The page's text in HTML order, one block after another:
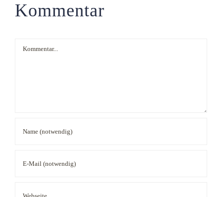
Kommentar
Kommentar